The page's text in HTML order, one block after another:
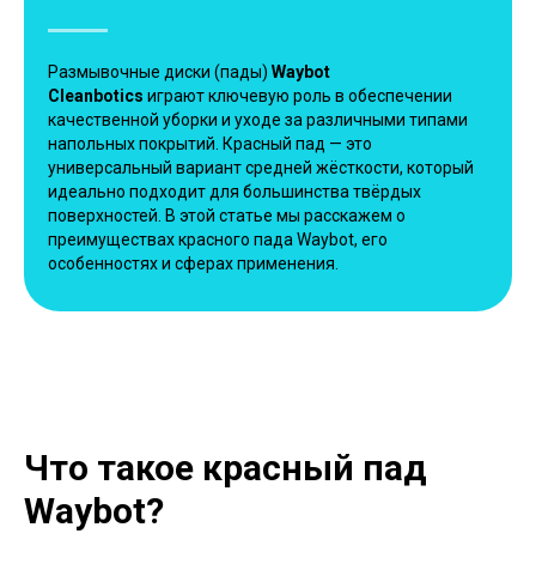
Размывочные диски (пады) Waybot
Cleanbotics играют ключевую роль в обеспечении
качественной уборки и уходе за различными типами
напольных покрытий. Красный пад — это
универсальный вариант средней жёсткости, который
идеально подходит для большинства твёрдых
поверхностей. В этой статье мы расскажем о
преимуществах красного пада Waybot, его
особенностях и сферах применения.
Что такое красный пад
Waybot?